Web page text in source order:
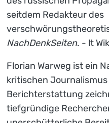
seitdem Redakteur des
NachDenkSeiten. - lt
Florian Warweg ist ein
kritischen
Berichterstattung
tiefgründige